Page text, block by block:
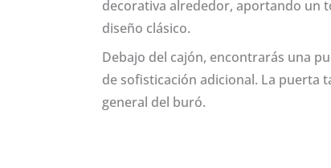
decorativa alrededor, aportando un
diseño clásico.
Debajo del cajón, encontrarás una
de sofisticación adicional. La puerta
general del buró.